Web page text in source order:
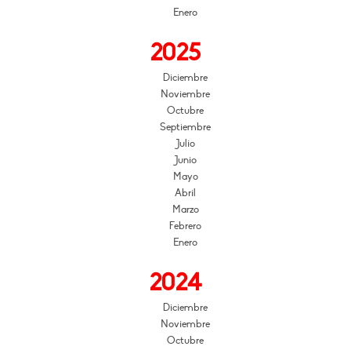
Enero
2025
Diciembre
Noviembre
Octubre
Septiembre
Julio
Junio
Mayo
Abril
Marzo
Febrero
Enero
2024
Diciembre
Noviembre
Octubre